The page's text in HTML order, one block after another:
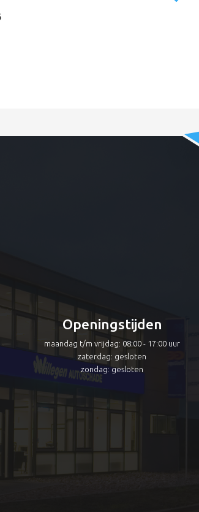
Openingstijden
maandag t/m vrijdag: 08:00 - 17:00 uur
zaterdag: gesloten
zondag: gesloten